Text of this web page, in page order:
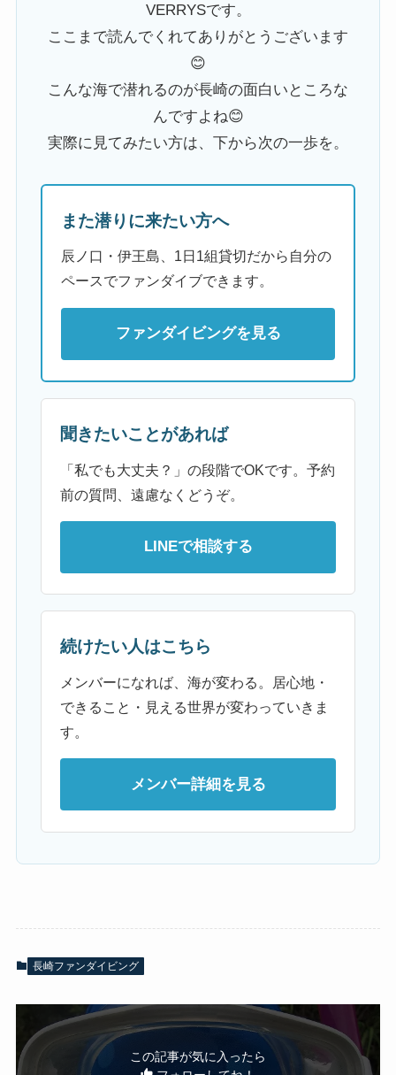
VERRYSです。
ここまで読んでくれてありがとうございます
😊
こんな海で潜れるのが長崎の面白いところな
んですよね😊
実際に見てみたい方は、下から次の一歩を。
また潜りに来たい方へ
辰ノ口・伊王島、1日1組貸切だから自分の
ペースでファンダイブできます。
ファンダイビングを見る
聞きたいことがあれば
「私でも大丈夫？」の段階でOKです。予約
前の質問、遠慮なくどうぞ。
LINEで相談する
続けたい人はこちら
メンバーになれば、海が変わる。居心地・
できること・見える世界が変わっていきま
す。
メンバー詳細を見る
長崎ファンダイビング
この記事が気に入ったら